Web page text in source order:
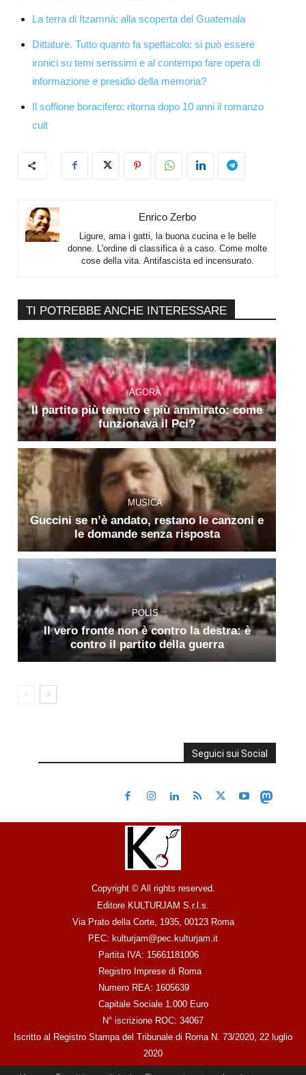
La terra di Itzamnà: alla scoperta del Guatemala
Dittature. Tutto quanto fa spettacolo: si può essere
ironici su temi serissimi e al contempo fare opera di
informazione e presidio della memoria?
Il soffione boracifero: ritorna dopo 10 anni il romanzo
cult
Enrico Zerbo
Ligure, ama i gatti, la buona cucina e le belle
donne. L'ordine di classifica è a caso. Come molte
cose della vita. Antifascista ed incensurato.
TI POTREBBE ANCHE INTERESSARE
AGORÀ
Il partito più temuto e più ammirato: come
funzionava il Pci?
MUSICA
Guccini se n’è andato, restano le canzoni e
le domande senza risposta
POLIS
Il vero fronte non è contro la destra: è
contro il partito della guerra
Seguici sui Social
Copyright © All rights reserved.
Editore KULTURJAM S.r.l.s.
Via Prato della Corte, 1935, 00123 Roma
PEC: kulturjam@pec.kulturjam.it
Partita IVA: 15661181006
Registro Imprese di Roma
Numero REA: 1605639
Capitale Sociale 1.000 Euro
N° iscrizione ROC: 34067
Iscritto al Registro Stampa del Tribunale di Roma N. 73/2020, 22 luglio
2020